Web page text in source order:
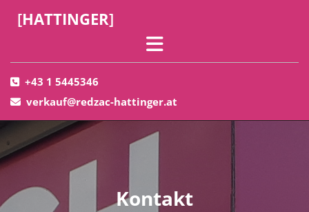
[HATTINGER]
 +43 1 5445346
 verkauf@redzac-hattinger.at
Kontakt